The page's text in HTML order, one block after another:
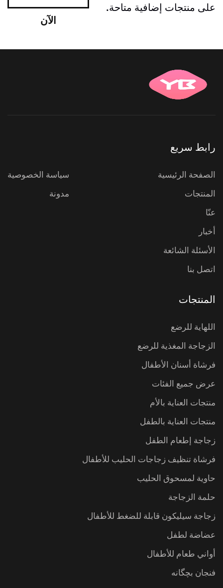
على منتجات إضافية متاحة.
الآن
رابط سريع
الصفحة الرئيسية
المنتجات
عنّا
أخبار
الأسئلة الشائعة
اتصل بنا
سياسة الخصوصية
مدونة
المنتجات
اللهاية للرضع
الزجاجة المغذية للرضع
فرشاة أسنان الأطفال
عرض جميع الفئات
منتجات العناية بالأم
منتجات العناية بالطفل
زجاجة إطعام الطفل
فرشاة تنظيف زجاجات الحليب للأطفال
حاوية لمسحوق الحليب
حلمة الزجاجة
زجاجة سيليكون قابلة للضغط للأطفال
عضاضة لطفل
أواني طعام للأطفال
فنجان بچگانه